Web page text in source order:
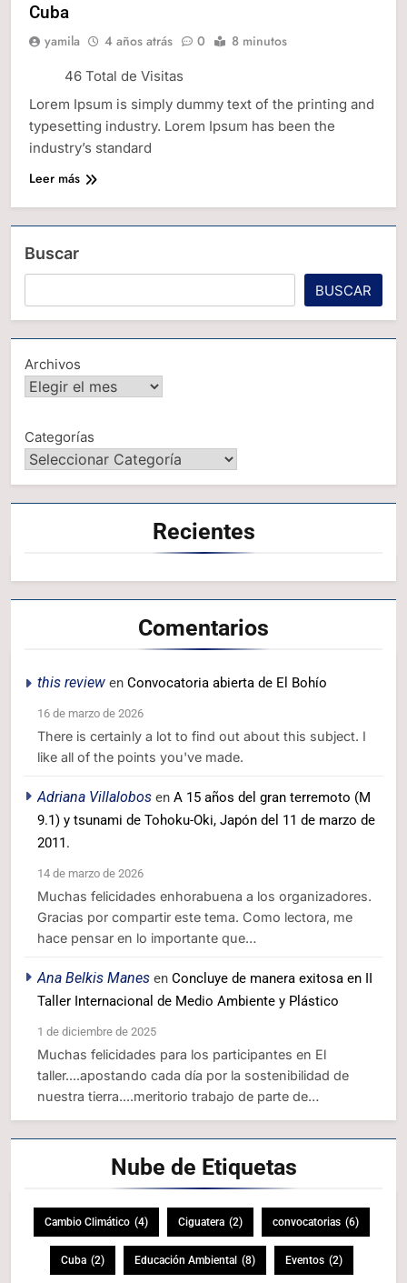
Cuba
yamila 4 años atrás 0 8 minutos
46 Total de Visitas
Lorem Ipsum is simply dummy text of the printing and
typesetting industry. Lorem Ipsum has been the
industry’s standard
Leer más
Buscar
BUSCAR
Archivos
Categorías
Recientes
Comentarios
this review en Convocatoria abierta de El Bohío
16 de marzo de 2026
There is certainly a lot to find out about this subject. I
like all of the points you've made.
Adriana Villalobos en A 15 años del gran terremoto (M
9.1) y tsunami de Tohoku-Oki, Japón del 11 de marzo de
2011.
14 de marzo de 2026
Muchas felicidades enhorabuena a los organizadores.
Gracias por compartir este tema. Como lectora, me
hace pensar en lo importante que…
Ana Belkis Manes en Concluye de manera exitosa en II
Taller Internacional de Medio Ambiente y Plástico
1 de diciembre de 2025
Muchas felicidades para los participantes en El
taller....apostando cada día por la sostenibilidad de
nuestra tierra....meritorio trabajo de parte de…
Nube de Etiquetas
Cambio Climático (4) Ciguatera (2) convocatorias (6)
Cuba (2) Educación Ambiental (8) Eventos (2)